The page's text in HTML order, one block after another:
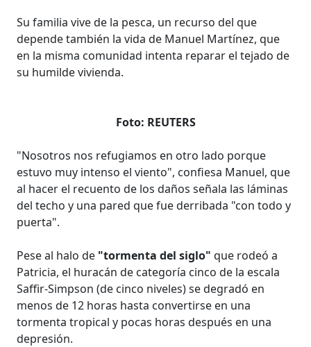
Su familia vive de la pesca, un recurso del que
depende también la vida de Manuel Martínez, que
en la misma comunidad intenta reparar el tejado de
su humilde vivienda.
Foto: REUTERS
"Nosotros nos refugiamos en otro lado porque
estuvo muy intenso el viento", confiesa Manuel, que
al hacer el recuento de los daños señala las láminas
del techo y una pared que fue derribada "con todo y
puerta".
Pese al halo de "tormenta del siglo" que rodeó a
Patricia, el huracán de categoría cinco de la escala
Saffir-Simpson (de cinco niveles) se degradó en
menos de 12 horas hasta convertirse en una
tormenta tropical y pocas horas después en una
depresión.